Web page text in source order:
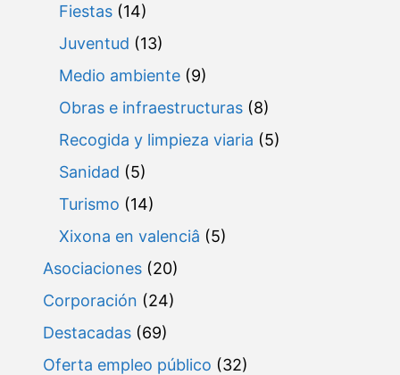
Fiestas (14)
Juventud (13)
Medio ambiente (9)
Obras e infraestructuras (8)
Recogida y limpieza viaria (5)
Sanidad (5)
Turismo (14)
Xixona en valenciâ (5)
Asociaciones (20)
Corporación (24)
Destacadas (69)
Oferta empleo público (32)